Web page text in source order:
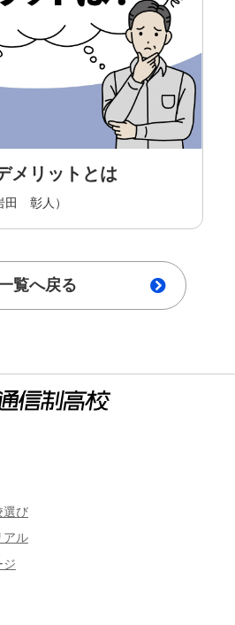
メリットとは
田 彰人）
覧へ戻る
選び
アル
ジ